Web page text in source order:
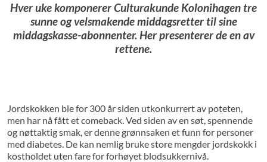
Hver uke komponerer Culturakunde Kolonihagen tre
sunne og velsmakende middagsretter til sine
middagskasse-abonnenter. Her presenterer de en av
rettene.
Jordskokken ble for 300 år siden utkonkurrert av poteten,
men har nå fått et comeback. Ved siden av en søt, spennende
og nøttaktig smak, er denne grønnsaken et funn for personer
med diabetes. De kan nemlig bruke store mengder jordskokk i
kostholdet uten fare for forhøyet blodsukkernivå.